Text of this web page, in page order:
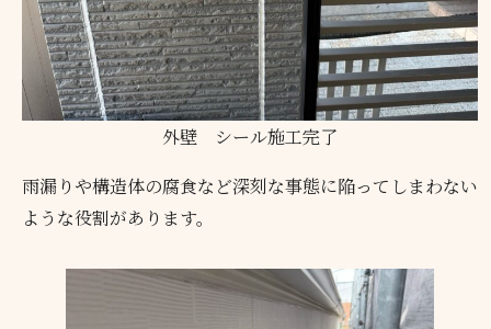
外壁 シール施工完了
雨漏りや構造体の腐食など深刻な事態に陥ってしまわない
ような役割があります。